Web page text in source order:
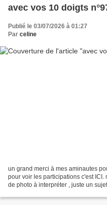
avec vos 10 doigts
Publié le 03/07/2026 à 01:27
Par celine
un grand merci à mes aminautes
pour voir les participations c'est
de photo à interpréter , juste un